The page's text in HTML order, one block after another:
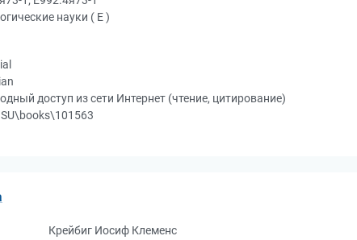
науки ( Е )
доступ из сети Интернет (чтение, цитирование)
Крейбиг Иосиф Клеменс